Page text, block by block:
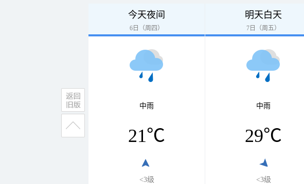
今天夜间
6日（周四）
中雨
21℃
<3级
明天白天
7日（周五）
中雨
29℃
<3级